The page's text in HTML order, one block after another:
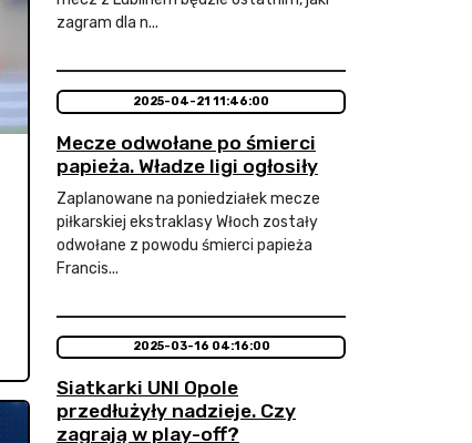
zagram dla n...
2025-04-21 11:46:00
Mecze odwołane po śmierci
papieża. Władze ligi ogłosiły
Zaplanowane na poniedziałek mecze
piłkarskiej ekstraklasy Włoch zostały
odwołane z powodu śmierci papieża
Francis...
2025-03-16 04:16:00
Siatkarki UNI Opole
przedłużyły nadzieje. Czy
zagrają w play-off?